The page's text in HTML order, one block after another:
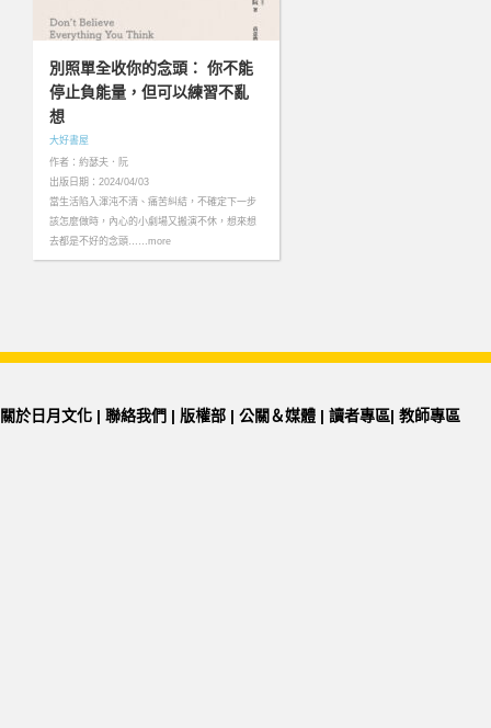
別照單全收你的念頭： 你不能
停止負能量，但可以練習不亂
想
大好書屋
作者：約瑟夫．阮
出版日期：2024/04/03
當生活陷入渾沌不清、痛苦糾結，不確定下一步
該怎麼做時，內心的小劇場又搬演不休，想來想
去都是不好的念頭……more
關於日月文化 | 聯絡我們 | 版權部 | 公關＆媒體 | 讀者專區| 教師專區